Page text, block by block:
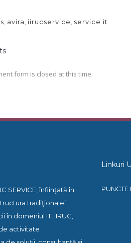
avira iirucservice service it
form is closed at this time.
SERVICE, înfiinţată în
tradiţionalei
în domeniul IT, IIRUC,
activitate
Linkuri
PUNCTE